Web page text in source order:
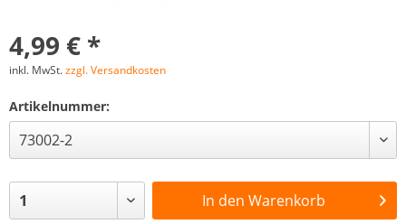
4,99 € *
inkl. MwSt.zzgl. Versandkosten
Artikelnummer:
In den Warenkorb